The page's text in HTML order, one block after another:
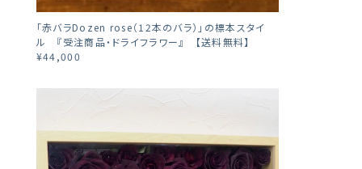
「赤バラDozen rose（12本のバラ）」の標本スタイ
ル 『受注商品・ドライフラワー』 【送料無料】
¥44,000